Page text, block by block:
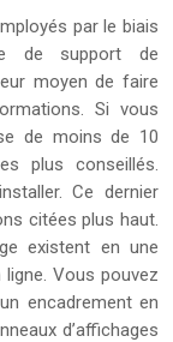
par le biais
de support de
moyen de faire
Si vous
de moins de 10
plus conseillés.
Ce dernier
citées plus haut.
existent en une
Vous pouvez
encadrement en
d’affichages